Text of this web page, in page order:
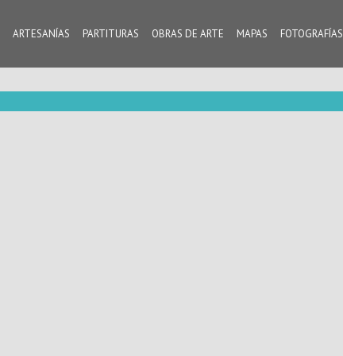
ARTESANÍAS PARTITURAS OBRAS DE ARTE MAPAS FOTOGRAFÍAS